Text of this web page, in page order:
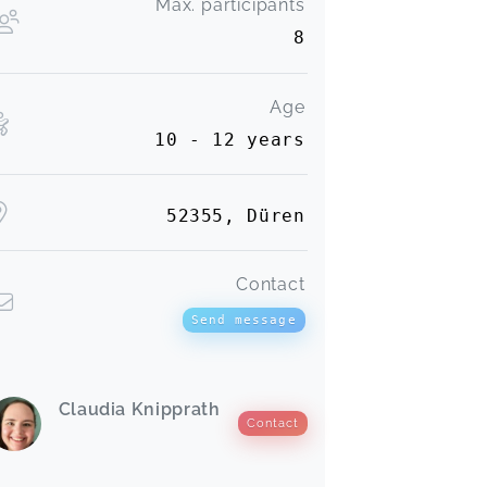
Max. participants
8
Age
10 - 12 years
52355, Düren
Contact
Send message
Claudia Knipprath
Contact